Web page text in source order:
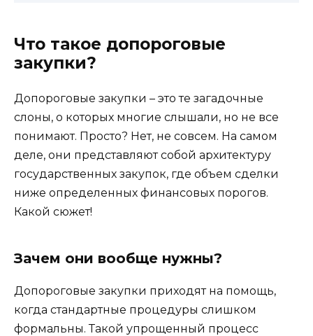
Что такое допороговые
закупки?
Допороговые закупки – это те загадочные
слоны, о которых многие слышали, но не все
понимают. Просто? Нет, не совсем. На самом
деле, они представляют собой архитектуру
государственных закупок, где объем сделки
ниже определенных финансовых порогов.
Какой сюжет!
Зачем они вообще нужны?
Допороговые закупки приходят на помощь,
когда стандартные процедуры слишком
формальны. Такой упрощенный процесс